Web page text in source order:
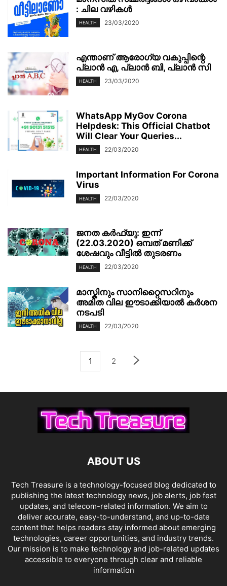
: ചില വഴികൾ
HEALTH 23/03/2020
എന്താണ് ആരോഗ്യ വകുപ്പിന്റെ
പ്ലാൻ എ, പ്ലാൻ ബി, പ്ലാൻ സി
HEALTH 23/03/2020
WhatsApp MyGov Corona
Helpdesk: This Official Chatbot
Will Clear Your Queries...
HEALTH 22/03/2020
Important Information For Corona
Virus
HEALTH 22/03/2020
ജനത കർഫ്യു: ഇന്ന്
(22.03.2020) ഒമ്പത് മണിക്ക്
ശേഷവും വീട്ടിൽ തുടരണം
HEALTH 22/03/2020
മാസ്കിനും സാനിറ്റൈസറിനും
അമിത വില ഈടാക്കിയാൽ കർശന
നടപടി
HEALTH 22/03/2020
1 2
ABOUT US
Tech Treasure is a technology-focused blog dedicated to
publishing the latest technology news, job alerts, job fest
updates, and telecom-related information. We aim to
deliver accurate, easy-to-understand, and up-to-date
content that helps readers stay informed about emerging
technologies, career opportunities, and industry trends.
Our mission is to make technology and job-related updates
accessible to everyone through clear and reliable
information